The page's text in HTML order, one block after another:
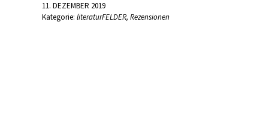
11. DEZEMBER 2019
Kategorie: literaturFELDER, Rezensionen